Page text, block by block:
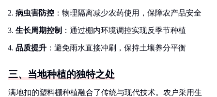
病虫害防控 ：物理隔离减少农药使用，保障农产品安全
生长周期控制 ：通过棚内环境调控实现反季节种植
品质提升 ：避免雨水直接冲刷，保持土壤养分平衡
三、当地种植的独特之处
满地扣的塑料棚种植融合了传统与现代技术。农户采用生